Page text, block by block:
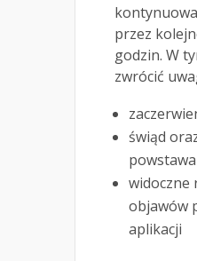
przez
godzin. W
zwrócić
świąd
widoczne
objawów
aplikacji